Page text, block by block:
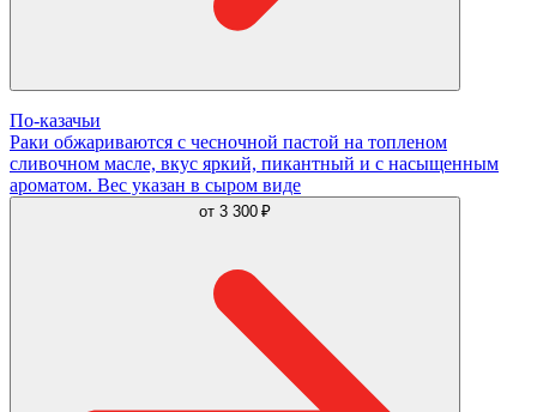
По-казачьи
Раки обжариваются с чесночной пастой на топленом
сливочном масле, вкус яркий, пикантный и с насыщенным
ароматом. Вес указан в сыром виде
от 3 300 ₽